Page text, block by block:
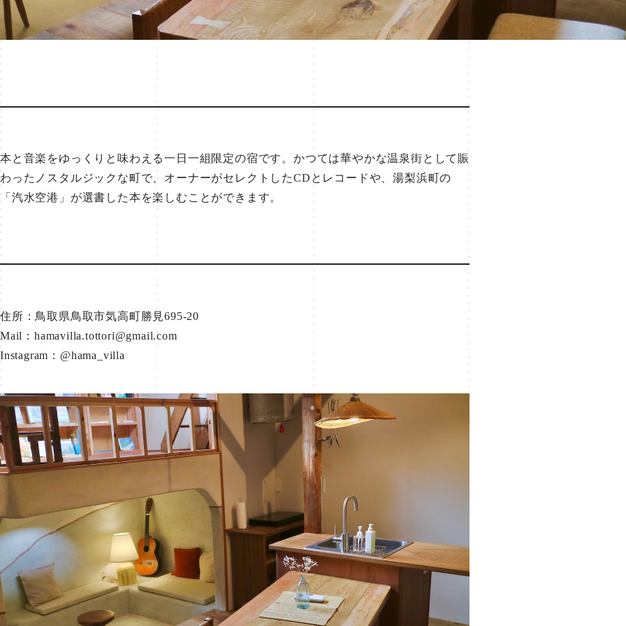
本と音楽をゆっくりと味わえる一日一組限定の宿です。かつては華やかな温泉街として賑
わったノスタルジックな町で、オーナーがセレクトしたCDとレコードや、湯梨浜町の
「汽水空港」が選書した本を楽しむことができます。
住所：鳥取県鳥取市気高町勝見695-20
Mail：hamavilla.tottori@gmail.com
Instagram： @hama_villa